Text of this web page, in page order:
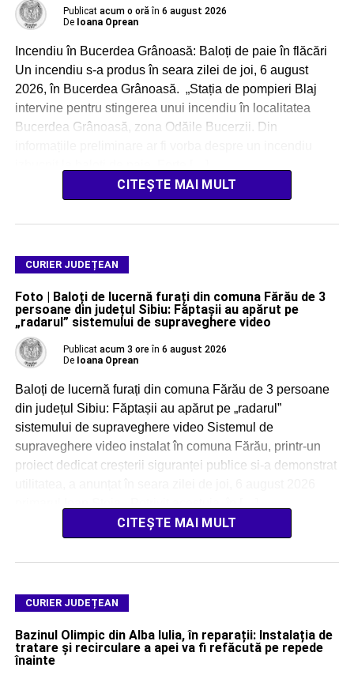
Publicat acum o oră în 6 august 2026
De Ioana Oprean
Incendiu în Bucerdea Grânoasă: Baloți de paie în flăcări
Un incendiu s-a produs în seara zilei de joi, 6 august
2026, în Bucerdea Grânoasă. „Stația de pompieri Blaj
intervine pentru stingerea unui incendiu în localitatea
Bucerdea Grânoasă, zona Odăile Bucerzii. Din
CITEȘTE MAI MULT
CURIER JUDEȚEAN
Foto | Baloți de lucernă furați din comuna Fărău de 3
persoane din județul Sibiu: Făptașii au apărut pe
„radarul” sistemului de supraveghere video
Publicat acum 3 ore în 6 august 2026
De Ioana Oprean
Baloți de lucernă furați din comuna Fărău de 3 persoane
din județul Sibiu: Făptașii au apărut pe „radarul”
sistemului de supraveghere video Sistemul de
supraveghere video instalat în comuna Fărău, printr-un
proiect dedicat creșterii siguranței publice si-a demonstrat
CITEȘTE MAI MULT
CURIER JUDEȚEAN
Bazinul Olimpic din Alba Iulia, în reparații: Instalația de
tratare și recirculare a apei va fi refăcută pe repede
înainte